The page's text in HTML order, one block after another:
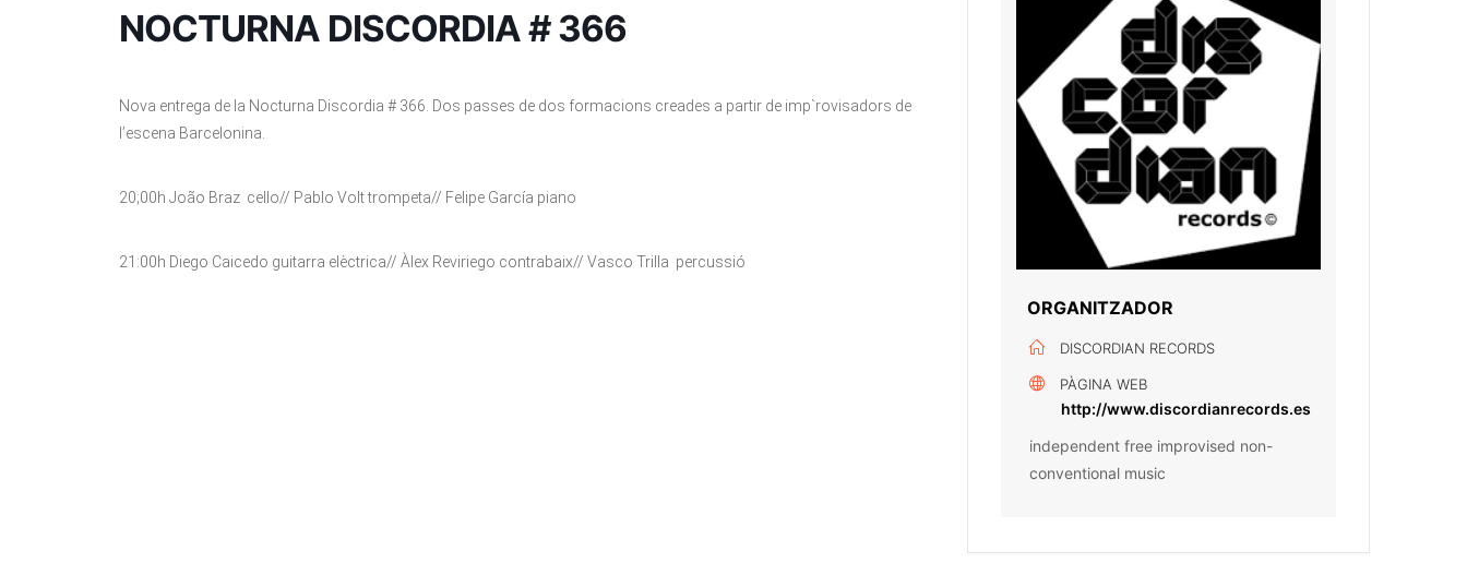
NOCTURNA DISCORDIA # 366
Nova entrega de la Nocturna Discordia # 366. Dos passes de dos formacions creades a partir de imp`rovisadors de
l’escena Barcelonina.
20;00h João Braz cello// Pablo Volt trompeta// Felipe García piano
21:00h Diego Caicedo guitarra elèctrica// Àlex Reviriego contrabaix// Vasco Trilla percussió
ORGANITZADOR
DISCORDIAN RECORDS
PÀGINA WEB
http://www.discordianrecords.es
independent free improvised non-
conventional music